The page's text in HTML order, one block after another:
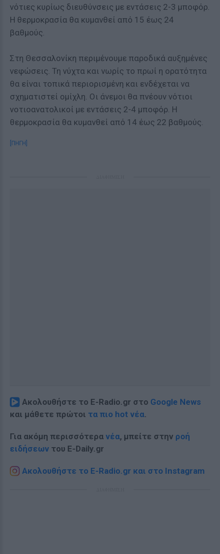
νότιες κυρίως διευθύνσεις με εντάσεις 2-3 μποφόρ.
Η θερμοκρασία θα κυμανθεί από 15 έως 24
βαθμούς.
Στη Θεσσαλονίκη περιμένουμε παροδικά αυξημένες
νεφώσεις. Τη νύχτα και νωρίς το πρωί η ορατότητα
θα είναι τοπικά περιορισμένη και ενδέχεται να
σχηματιστεί ομίχλη. Οι άνεμοι θα πνέουν νότιοι
νοτιοανατολικοί με εντάσεις 2-4 μποφόρ. Η
θερμοκρασία θα κυμανθεί από 14 έως 22 βαθμούς.
[ΠΗΓΗ]
Ακολουθήστε το E-Radio.gr στο Google News
και μάθετε πρώτοι τα πιο hot νέα.
Για ακόμη περισσότερα νέα, μπείτε στην ροή
ειδήσεων του E-Daily.gr
Ακολουθήστε το E-Radio.gr και στο Instagram